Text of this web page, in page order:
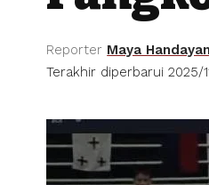
Terakhir diperbarui 2025/
Reporter Maya